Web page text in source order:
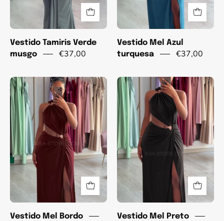
Vestido Tamiris Verde
musgo
€37,00
Vestido Mel Azul
turquesa
€37,00
Vestido
Mel
Bordo
Vestido Mel Bordo
Vestido
Mel
Preto
Vestido Mel Preto